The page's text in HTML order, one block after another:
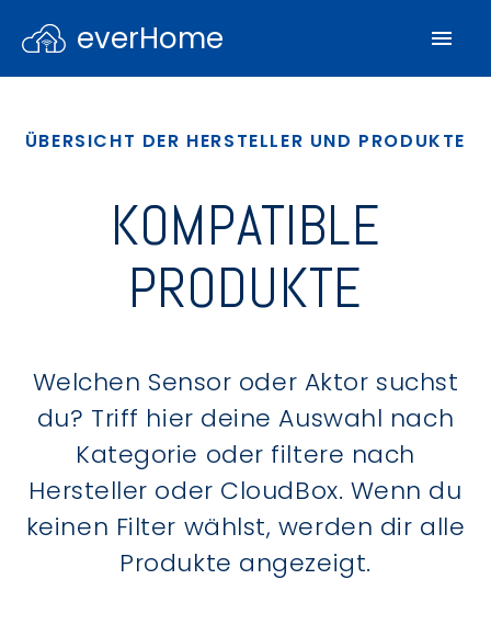
everHome
ÜBERSICHT DER HERSTELLER UND PRODUKTE
KOMPATIBLE
PRODUKTE
Welchen Sensor oder Aktor suchst
du? Triff hier deine Auswahl nach
Kategorie oder filtere nach
Hersteller oder CloudBox. Wenn du
keinen Filter wählst, werden dir alle
Produkte angezeigt.